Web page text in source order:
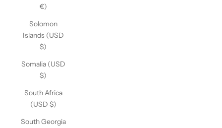
€)
Solomon
Islands (USD
$)
Somalia (USD
$)
South Africa
(USD $)
South Georgia